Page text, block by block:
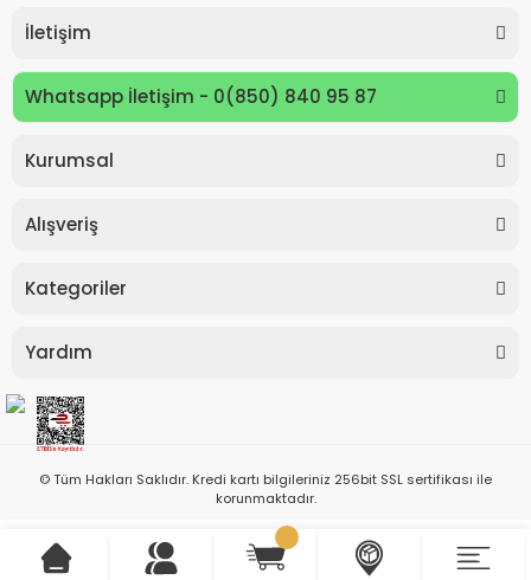
İletişim
Whatsapp İletişim - 0(850) 840 95 87
Kurumsal
Alışveriş
Kategoriler
Yardım
© Tüm Hakları Saklıdır. Kredi kartı bilgileriniz 256bit SSL sertifikası ile
korunmaktadır.